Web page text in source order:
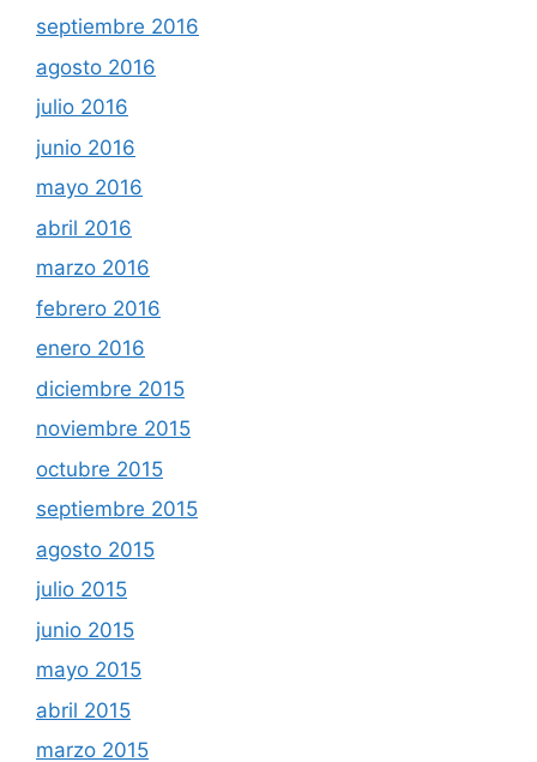
septiembre 2016
agosto 2016
julio 2016
junio 2016
mayo 2016
abril 2016
marzo 2016
febrero 2016
enero 2016
diciembre 2015
noviembre 2015
octubre 2015
septiembre 2015
agosto 2015
julio 2015
junio 2015
mayo 2015
abril 2015
marzo 2015